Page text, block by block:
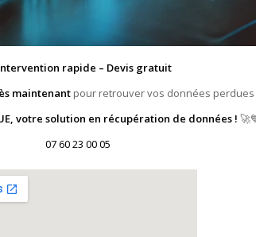
rapide – Devis gratuit
maintenantpour retrouver vos données perdues
votre solution en récupération de données !
07 60 23 00 05